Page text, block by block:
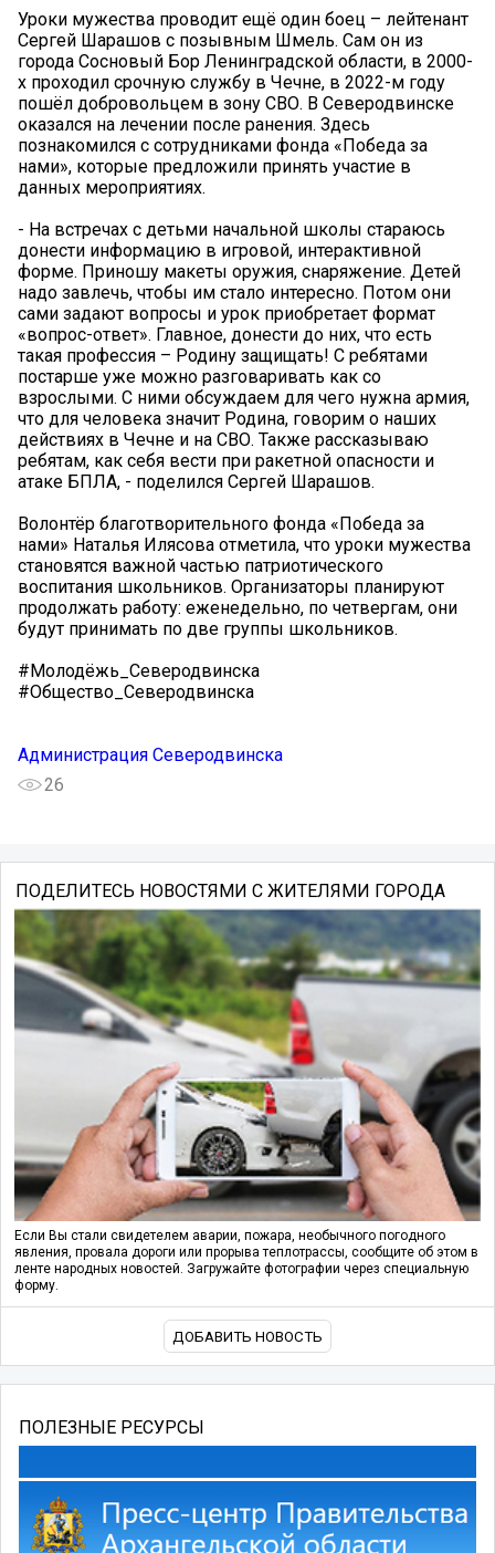
Уроки мужества проводит ещё один боец – лейтенант
Сергей Шарашов с позывным Шмель. Сам он из
города Сосновый Бор Ленинградской области, в 2000-
х проходил срочную службу в Чечне, в 2022-м году
пошёл добровольцем в зону СВО. В Северодвинске
оказался на лечении после ранения. Здесь
познакомился с сотрудниками фонда «Победа за
нами», которые предложили принять участие в
данных мероприятиях.
- На встречах с детьми начальной школы стараюсь
донести информацию в игровой, интерактивной
форме. Приношу макеты оружия, снаряжение. Детей
надо завлечь, чтобы им стало интересно. Потом они
сами задают вопросы и урок приобретает формат
«вопрос-ответ». Главное, донести до них, что есть
такая профессия – Родину защищать! С ребятами
постарше уже можно разговаривать как со
взрослыми. С ними обсуждаем для чего нужна армия,
что для человека значит Родина, говорим о наших
действиях в Чечне и на СВО. Также рассказываю
ребятам, как себя вести при ракетной опасности и
атаке БПЛА, - поделился Сергей Шарашов.
Волонтёр благотворительного фонда «Победа за
нами» Наталья Илясова отметила, что уроки мужества
становятся важной частью патриотического
воспитания школьников. Организаторы планируют
продолжать работу: еженедельно, по четвергам, они
будут принимать по две группы школьников.
#Молодёжь_Северодвинска
#Общество_Северодвинска
Администрация Северодвинска
26
ПОДЕЛИТЕСЬ НОВОСТЯМИ С ЖИТЕЛЯМИ ГОРОДА
Если Вы стали свидетелем аварии, пожара, необычного погодного
явления, провала дороги или прорыва теплотрассы, сообщите об этом в
ленте народных новостей. Загружайте фотографии через специальную
форму.
ДОБАВИТЬ НОВОСТЬ
ПОЛЕЗНЫЕ РЕСУРСЫ